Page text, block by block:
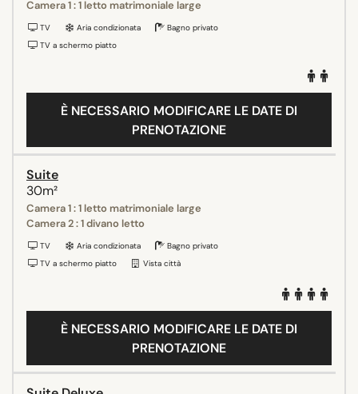
Camera 1 : 1 letto matrimoniale large
TV Aria condizionata
Bagno privato
TV a schermo piatto
È NECESSARIO MODIFICARE LE DATE DI
PRENOTAZIONE
Suite
30m²
Camera 1 : 1 letto matrimoniale large
Camera 2 : 1 divano letto
TV Aria condizionata
Bagno privato
TV a schermo piatto
Vista città
È NECESSARIO MODIFICARE LE DATE DI
PRENOTAZIONE